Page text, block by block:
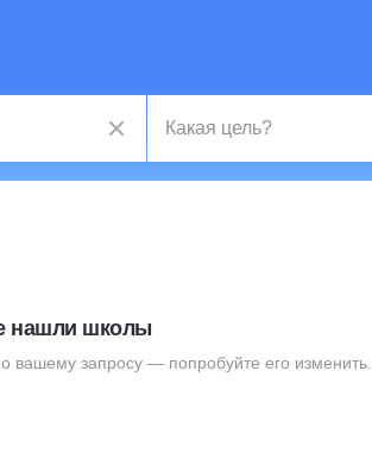
нашли школы
вашему запросу — попробуйте его изменить.